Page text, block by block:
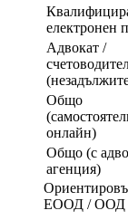
електронен
Адвокат /
Общо
онлайн)
Общо (с
агенция)
ЕООД / ООД